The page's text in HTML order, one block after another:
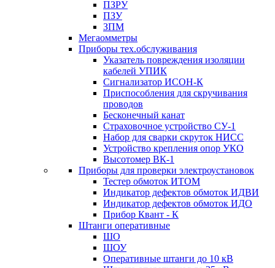
ПЗРУ
ПЗУ
ЗПМ
Мегаомметры
Приборы тех.обслуживания
Указатель повреждения изоляции
кабелей УПИК
Сигнализатор ИСОН-К
Приспособления для скручивания
проводов
Бесконечный канат
Страховочное устройство СУ-1
Набор для сварки скруток НИСС
Устройство крепления опор УКО
Высотомер ВК-1
Приборы для проверки электроустановок
Тестер обмоток ИТОМ
Индикатор дефектов обмоток ИДВИ
Индикатор дефектов обмоток ИДО
Прибор Квант - К
Штанги оперативные
ШО
ШОУ
Оперативные штанги до 10 кВ